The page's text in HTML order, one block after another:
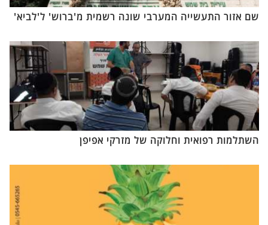
שם אזור התעשייה המערבי שונה רשמית מ'ברוש' ל'לביא'
השתלמות רפואית וחלוקה של מזרקי אפיפן